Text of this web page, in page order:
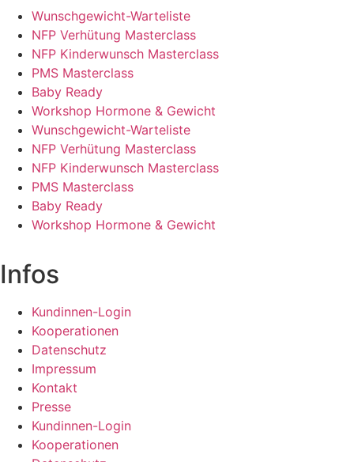
Wunschgewicht-Warteliste
NFP Verhütung Masterclass
NFP Kinderwunsch Masterclass
PMS Masterclass
Baby Ready
Workshop Hormone & Gewicht
Wunschgewicht-Warteliste
NFP Verhütung Masterclass
NFP Kinderwunsch Masterclass
PMS Masterclass
Baby Ready
Workshop Hormone & Gewicht
Infos
Kundinnen-Login
Kooperationen
Datenschutz
Impressum
Kontakt
Presse
Kundinnen-Login
Kooperationen